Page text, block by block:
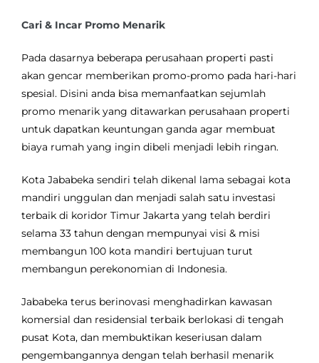
Cari & Incar Promo Menarik
Pada dasarnya beberapa perusahaan properti pasti
akan gencar memberikan promo-promo pada hari-hari
spesial. Disini anda bisa memanfaatkan sejumlah
promo menarik yang ditawarkan perusahaan properti
untuk dapatkan keuntungan ganda agar membuat
biaya rumah yang ingin dibeli menjadi lebih ringan.
Kota Jababeka sendiri telah dikenal lama sebagai kota
mandiri unggulan dan menjadi salah satu investasi
terbaik di koridor Timur Jakarta yang telah berdiri
selama 33 tahun dengan mempunyai visi & misi
membangun 100 kota mandiri bertujuan turut
membangun perekonomian di Indonesia.
Jababeka terus berinovasi menghadirkan kawasan
komersial dan residensial terbaik berlokasi di tengah
pusat Kota, dan membuktikan keseriusan dalam
pengembangannya dengan telah berhasil menarik